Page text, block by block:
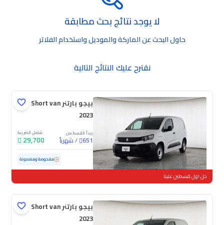
لا يوجد نتائج بحث مطابقة
حاول البحث عن الماركة والموديل واستخدام الفلاتر
نقترح عليك النتائج التالية
بيجو بارتنر Short van
2023
يبدأ القسط من
651
/شهرياً
شامل الضريبة
29,700
مستعملة 118,904 كم مفحوصة ومضمونة
خل اول قسطين علينا
بيجو بارتنر Short van
2023